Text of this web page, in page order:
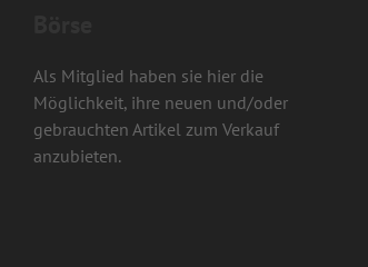
Als Mitglied haben sie hier die
Möglichkeit, ihre neuen und/oder
gebrauchten Artikel zum Verkauf
anzubieten.